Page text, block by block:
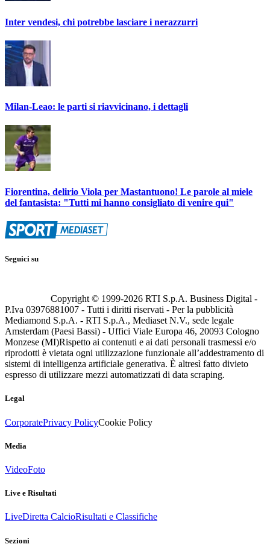
Inter vendesi, chi potrebbe lasciare i nerazzurri
Milan-Leao: le parti si riavvicinano, i dettagli
Fiorentina, delirio Viola per Mastantuono! Le parole al miele
del fantasista: "Tutti mi hanno consigliato di venire qui"
Seguici su
Copyright © 1999-2026 RTI S.p.A. Business Digital -
P.Iva 03976881007 - Tutti i diritti riservati - Per la pubblicità
Mediamond S.p.A. - RTI S.p.A., Mediaset N.V., sede legale
Amsterdam (Paesi Bassi) - Uffici Viale Europa 46, 20093 Cologno
Monzese (MI)Rispetto ai contenuti e ai dati personali trasmessi e/o
riprodotti è vietata ogni utilizzazione funzionale all’addestramento di
sistemi di intelligenza artificiale generativa. È altresì fatto divieto
espresso di utilizzare mezzi automatizzati di data scraping.
Legal
CorporatePrivacy PolicyCookie Policy
Media
VideoFoto
Live e Risultati
LiveDiretta CalcioRisultati e Classifiche
Sezioni